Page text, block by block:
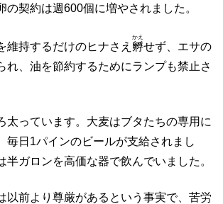
の契約は週600個に増やされました。
維持するだけのヒナさえ 孵
かえ
せず、エサの
れ、油を節約するためにランプも禁止さ
太っています。大麦はブタたちの専用に
毎日1パインのビールが支給されまし
半ガロンを高価な器で飲んでいました。
以前より尊厳があるという事実で、苦労